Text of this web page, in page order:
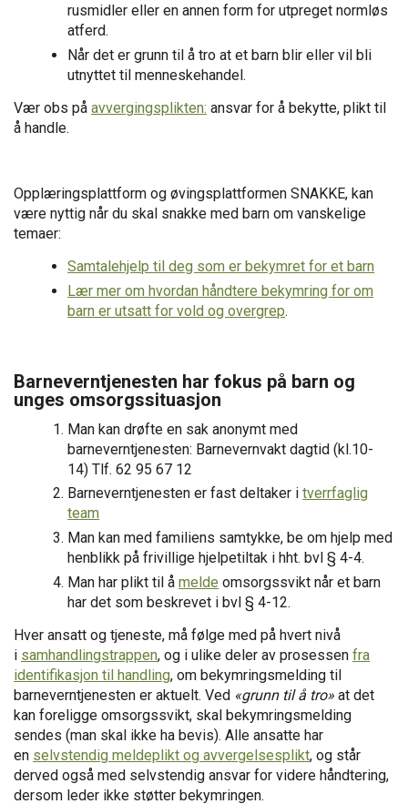
rusmidler eller en annen form for utpreget normløs
atferd.
Når det er grunn til å tro at et barn blir eller vil bli
utnyttet til menneskehandel.
Vær obs på avvergingsplikten: ansvar for å bekytte, plikt til
å handle.
Opplæringsplattform og øvingsplattformen SNAKKE, kan
være nyttig når du skal snakke med barn om vanskelige
temaer:
Samtalehjelp til deg som er bekymret for et barn
Lær mer om hvordan håndtere bekymring for om
barn er utsatt for vold og overgrep.
Barneverntjenesten har fokus på barn og
unges omsorgssituasjon
Man kan drøfte en sak anonymt med
barneverntjenesten: Barnevernvakt dagtid(kl.10-
14) Tlf. 62 95 67 12
Barneverntjenesten er fast deltaker i tverrfaglig
team
Man kan med familiens samtykke, be om hjelp med
henblikk på frivillige hjelpetiltak i hht. bvl § 4-4.
Man har plikt til åmelde omsorgssvikt når et barn
har det som beskrevet i bvl § 4-12.
Hver ansatt og tjeneste, må følge med på hvert nivå
i samhandlingstrappen, og i ulike deler av prosessen fra
identifikasjon til handling, om bekymringsmelding til
barneverntjenesten er aktuelt. Ved «grunn til å tro» at det
kan foreligge omsorgssvikt, skal bekymringsmelding
sendes (man skal ikke ha bevis). Alle ansatte har
en selvstendig meldeplikt og avvergelsesplikt, og står
derved også med selvstendig ansvar for videre håndtering,
dersom leder ikke støtter bekymringen.